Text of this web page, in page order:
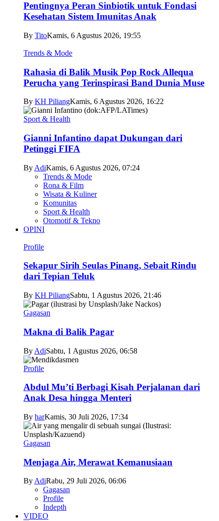
Pentingnya Peran Sinbiotik untuk Fondasi
Kesehatan Sistem Imunitas Anak
By TitoKamis, 6 Agustus 2026, 19:55
Trends & Mode
Rahasia di Balik Musik Pop Rock Allequa
Perucha yang Terinspirasi Band Dunia Muse
By KH PiliangKamis, 6 Agustus 2026, 16:22
Sport & Health
Gianni Infantino dapat Dukungan dari
Petinggi FIFA
By AdiKamis, 6 Agustus 2026, 07:24
Trends & Mode
Rona & Film
Wisata & Kuliner
Komunitas
Sport & Health
Otomotif & Tekno
OPINI
Profile
Sekapur Sirih Seulas Pinang, Sebait Rindu
dari Tepian Teluk
By KH PiliangSabtu, 1 Agustus 2026, 21:46
Gagasan
Makna di Balik Pagar
By AdiSabtu, 1 Agustus 2026, 06:58
Profile
Abdul Mu’ti Berbagi Kisah Perjalanan dari
Anak Desa hingga Menteri
By harKamis, 30 Juli 2026, 17:34
Gagasan
Menjaga Air, Merawat Kemanusiaan
ByAdiRabu, 29 Juli 2026, 06:06
Gagasan
Profile
Indepth
VIDEO